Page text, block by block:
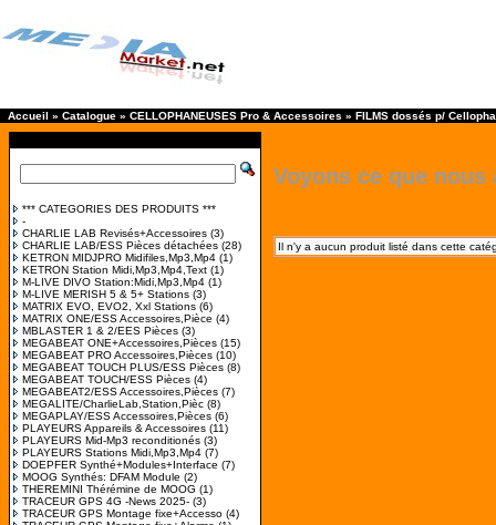
Accueil » Catalogue » CELLOPHANEUSES Pro & Accessoires » FILMS dossés p/
*** CATEGORIES DES PRODUITS ***
-
CHARLIE LAB Revisés+Accessoires (3)
CHARLIE LAB/ESS Pièces détachées (28)
KETRON MIDJPRO Midifiles,Mp3,Mp4 (1)
KETRON Station Midi,Mp3,Mp4,Text (1)
M-LIVE DIVO Station:Midi,Mp3,Mp4 (1)
M-LIVE MERISH 5 & 5+ Stations (3)
MATRIX EVO, EVO2, Xxl Stations (6)
MATRIX ONE/ESS Accessoires,Pièce (4)
MBLASTER 1 & 2/EES Pièces (3)
MEGABEAT ONE+Accessoires,Pièces (15)
MEGABEAT PRO Accessoires,Pièces (10)
MEGABEAT TOUCH PLUS/ESS Pièces (8)
MEGABEAT TOUCH/ESS Pièces (4)
MEGABEAT2/ESS Accessoires,Pièces (7)
MEGALITE/CharlieLab,Station,Pièc (8)
MEGAPLAY/ESS Accessoires,Pièces (6)
PLAYEURS Appareils & Accessoires (11)
PLAYEURS Mid-Mp3 reconditionés (3)
PLAYEURS Stations Midi,Mp3,Mp4 (7)
DOEPFER Synthé+Modules+Interface (7)
MOOG Synthés: DFAM Module (2)
THEREMINI Thérémine de MOOG (1)
TRACEUR GPS 4G -News 2025- (3)
TRACEUR GPS Montage fixe+Accesso (4)
Voyons ce que nous
Il n'y a aucun produit listé dans cette